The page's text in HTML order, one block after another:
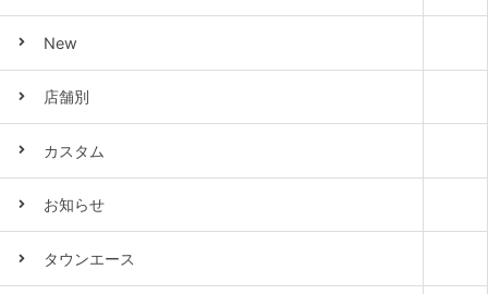
New
店舗別
カスタム
お知らせ
タウンエース